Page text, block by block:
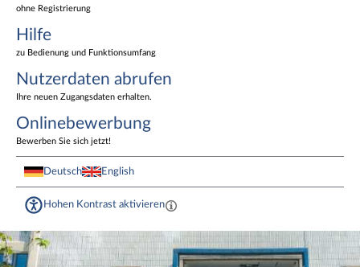
ohne Registrierung
Hilfe
zu Bedienung und Funktionsumfang
Nutzerdaten abrufen
Ihre neuen Zugangsdaten erhalten.
Onlinebewerbung
Bewerben Sie sich jetzt!
Deutsch English
Hohen Kontrast aktivieren